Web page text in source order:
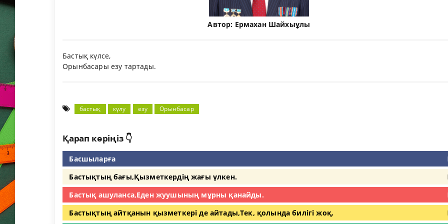
Автор: Ермахан Шайхыұлы
Бастық күлсе,
Орынбасары езу тартады.
бастық күлу езу Орынбасар
Қарап көріңіз 👇
Басшыларға
Бастықтың бағы,Қызметкердің жағы үлкен.
Бастық ашуланса,Еден жуушының мұрны қанайды.
Бастықтың айтқанын қызметкері де айтады,Тек, қолында билігі жоқ.